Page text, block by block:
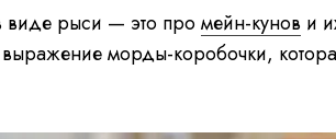
рыси — это промейн-кунов и
морды-коробочки,